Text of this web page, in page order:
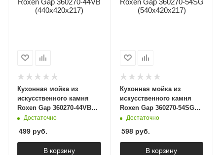
Кухонная мойка из
искусственного камня
Roxen Gap 360270-44VB
(440х420х217)
Достаточно
499 руб.
В корзину
Кухонная мойка из
искусственного камня
Roxen Gap 360270-54SG
(540х420х217)
Достаточно
598руб.
В корзину